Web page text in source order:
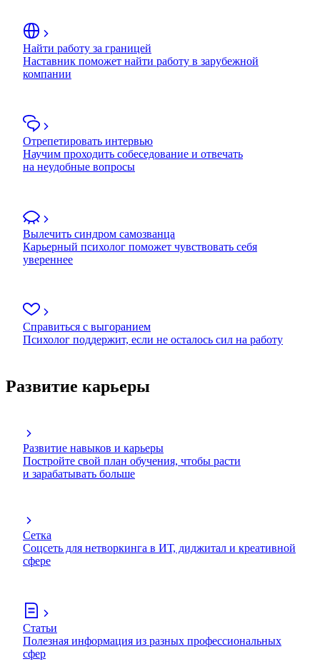
Найти работу за границей
Наставник поможет найти работу в зарубежной
компании
Отрепетировать интервью
Научим проходить собеседование и отвечать
на неудобные вопросы
Вылечить синдром самозванца
Карьерный психолог поможет чувствовать себя
увереннее
Справиться с выгоранием
Психолог поддержит, если не осталось сил на работу
Развитие карьеры
Развитие навыков и карьеры
Постройте свой план обучения, чтобы расти
и зарабатывать больше
Сетка
Соцсеть для нетворкинга в ИТ, диджитал и креативной
сфере
Статьи
Полезная информация из разных профессиональных
сфер